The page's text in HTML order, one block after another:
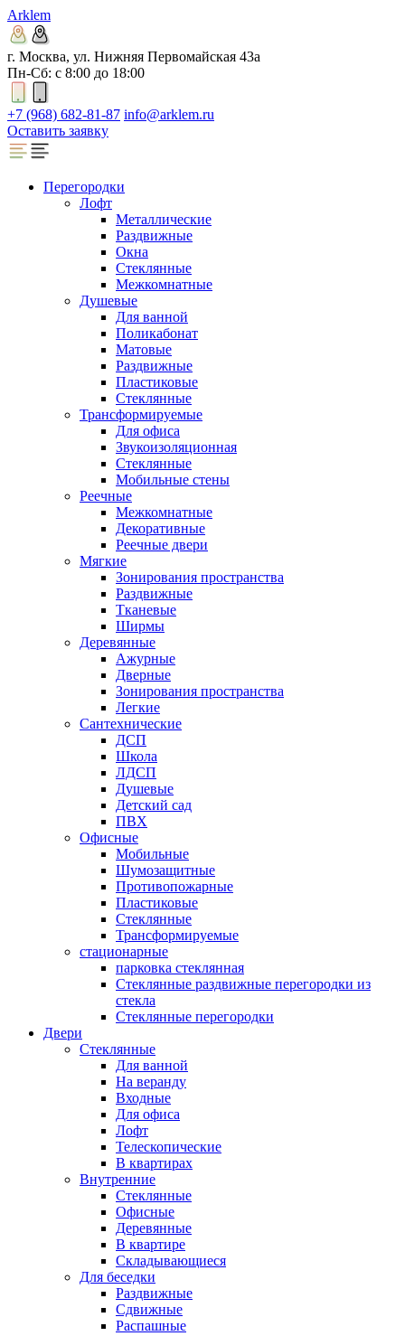
Arklem
г. Москва, ул. Нижняя Первомайская 43а
Пн-Сб: с 8:00 до 18:00
+7 (968) 682-81-87 info@arklem.ru
Оставить заявку
Перегородки
Лофт
Металлические
Раздвижные
Окна
Стеклянные
Межкомнатные
Душевые
Для ванной
Поликабонат
Матовые
Раздвижные
Пластиковые
Стеклянные
Трансформируемые
Для офиса
Звукоизоляционная
Стеклянные
Мобильные стены
Реечные
Межкомнатные
Декоративные
Реечные двери
Мягкие
Зонирования пространства
Раздвижные
Тканевые
Ширмы
Деревянные
Ажурные
Дверные
Зонирования пространства
Легкие
Сантехнические
ДСП
Школа
ЛДСП
Душевые
Детский сад
ПВХ
Офисные
Мобильные
Шумозащитные
Противопожарные
Пластиковые
Стеклянные
Трансформируемые
стационарные
парковка стеклянная
Стеклянные раздвижные перегородки из
стекла
Стеклянные перегородки
Двери
Стеклянные
Для ванной
На веранду
Входные
Для офиса
Лофт
Телескопические
В квартирах
Внутренние
Стеклянные
Офисные
Деревянные
В квартире
Складывающиеся
Для беседки
Раздвижные
Сдвижные
Распашные